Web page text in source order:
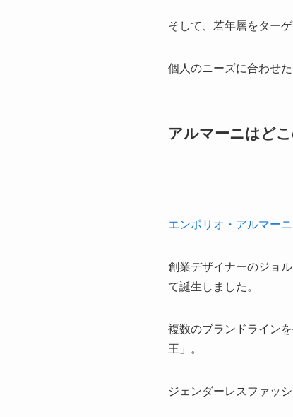
そして、若年層をター
個人のニーズに合わせ
アルマーニはど
エンポリオ・アルマーニ
創業デザイナーのジョ
て誕生しました。
複数のブランドライン
王」。
ジェンダーレスファッ